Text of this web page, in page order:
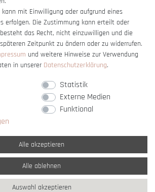
Vertrag widerrufen
sich inkl. gesetzl. MwSt. undzzgl. Versandkosten
© copyright 2007-2026 Schmuck Krone / Alle
mit Einwilligung oder aufgrund eines
erfolgen. Die Zustimmung kann erteilt oder
das Recht, nicht einzuwilligen und die
Zeitpunkt zu ändern oder zu widerrufen.
und weitere Hinweise zur Verwendung
in unserer Daten­schutz­erklärung.
Statistik
Externe Medien
Funktional
Alle akzeptieren
Alle ablehnen
Auswahl akzeptieren